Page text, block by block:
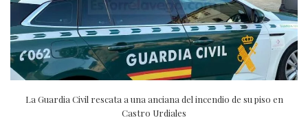
La Guardia Civil rescata a una anciana del incendio de su piso en
Castro Urdiales